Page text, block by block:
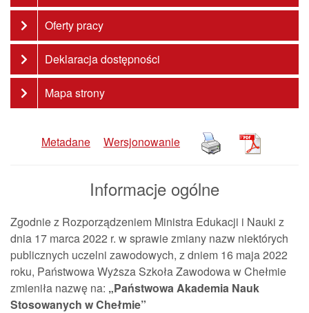
Oferty pracy
Deklaracja dostępności
Mapa strony
Metadane Wersjonowanie
Informacje ogólne
Zgodnie z Rozporządzeniem Ministra Edukacji i Nauki z
dnia 17 marca 2022 r. w sprawie zmiany nazw niektórych
publicznych uczelni zawodowych, z dniem 16 maja 2022
roku, Państwowa Wyższa Szkoła Zawodowa w Chełmie
zmieniła nazwę na: „Państwowa Akademia Nauk
Stosowanych w Chełmie”